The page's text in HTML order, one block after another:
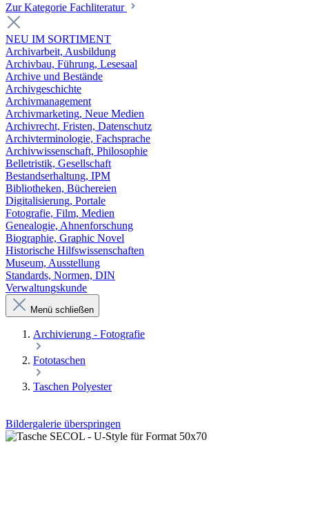
Zur Kategorie Fachliteratur
NEU IM SORTIMENT
Archivarbeit, Ausbildung
Archivbau, Führung, Lesesaal
Archive und Bestände
Archivgeschichte
Archivmanagement
Archivmarketing, Neue Medien
Archivrecht, Fristen, Datenschutz
Archivterminologie, Fachsprache
Archivwissenschaft, Philosophie
Belletristik, Gesellschaft
Bestandserhaltung, IPM
Bibliotheken, Büchereien
Digitalisierung, Portale
Fotografie, Film, Medien
Genealogie, Ahnenforschung
Biographie, Graphic Novel
Historische Hilfswissenschaften
Museum, Ausstellung
Standards, Normen, DIN
Verwaltungskunde
Menü schließen
Archivierung - Fotografie
Fototaschen
Taschen Polyester
Bildergalerie überspringen